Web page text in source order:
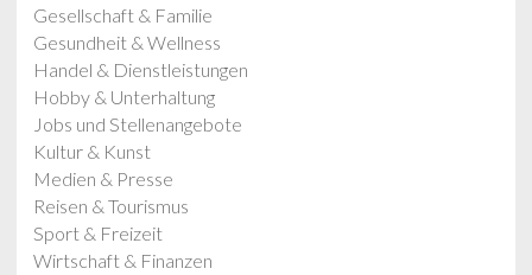
Gesellschaft & Familie
Gesundheit & Wellness
Handel & Dienstleistungen
Hobby & Unterhaltung
Jobs und Stellenangebote
Kultur & Kunst
Medien & Presse
Reisen & Tourismus
Sport & Freizeit
Wirtschaft & Finanzen